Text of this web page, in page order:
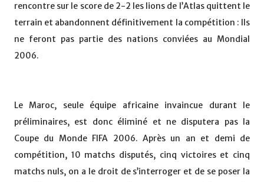
rencontre sur le score de 2-2 les lions de l’Atlas quittent le
terrain et abandonnent définitivement la compétition : Ils
ne feront pas partie des nations conviées au Mondial
2006.
Le Maroc, seule équipe africaine invaincue durant le
préliminaires, est donc éliminé et ne disputera pas la
Coupe du Monde FIFA 2006. Après un an et demi de
compétition, 10 matchs disputés, cinq victoires et cinq
matchs nuls, on a le droit de s’interroger et de se poser la